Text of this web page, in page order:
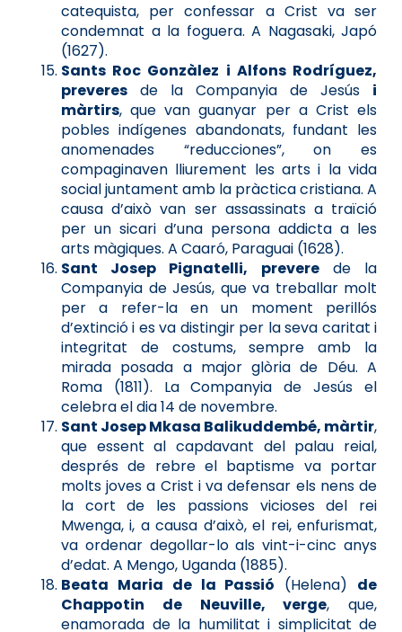
catequista, per confessar a Crist va ser
condemnat a la foguera. A Nagasaki, Japó
(1627).
Sants Roc Gonzàlez i Alfons Rodríguez,
preveres de la Companyia de Jesús i
màrtirs, que van guanyar per a Crist els
pobles indígenes abandonats, fundant les
anomenades “reducciones”, on es
compaginaven lliurement les arts i la vida
social juntament amb la pràctica cristiana. A
causa d’això van ser assassinats a traïció
per un sicari d’una persona addicta a les
arts màgiques. A Caaró, Paraguai (1628).
Sant Josep Pignatelli, preverede la
Companyia de Jesús, que va treballar molt
per a refer-la en un moment perillós
d’extinció i es va distingir per la seva caritat i
integritat de costums, sempre amb la
mirada posada a major glòria de Déu. A
Roma (1811). La Companyia de Jesús el
celebra el dia 14 de novembre.
Sant Josep Mkasa Balikuddembé, màrtir,
que essent al capdavant del palau reial,
després de rebre el baptisme va portar
molts joves a Crist i va defensar els nens de
la cort de les passions vicioses del rei
Mwenga, i, a causa d’això, el rei, enfurismat,
va ordenar degollar-lo als vint-i-cinc anys
d’edat. A Mengo, Uganda (1885).
Beata Maria de la Passió (Helena) de
Chappotin de Neuville, verge, que,
enamorada de la humilitat i simplicitat de